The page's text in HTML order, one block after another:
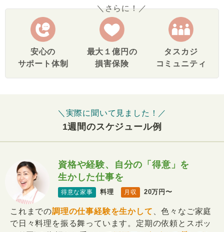
＼さらに！／
安心の
サポート体制
最大１億円の
損害保険
タスカジ
コミュニティ
＼実際に聞いて見ました！／
1週間のスケジュール例
資格や経験、自分の「得意」を
生かした仕事を
得意な家事 料理 月収 20万円〜
これまでの調理の仕事経験を生かして 、色々なご家庭
で日々料理を振る舞っています。定期の依頼とスポッ